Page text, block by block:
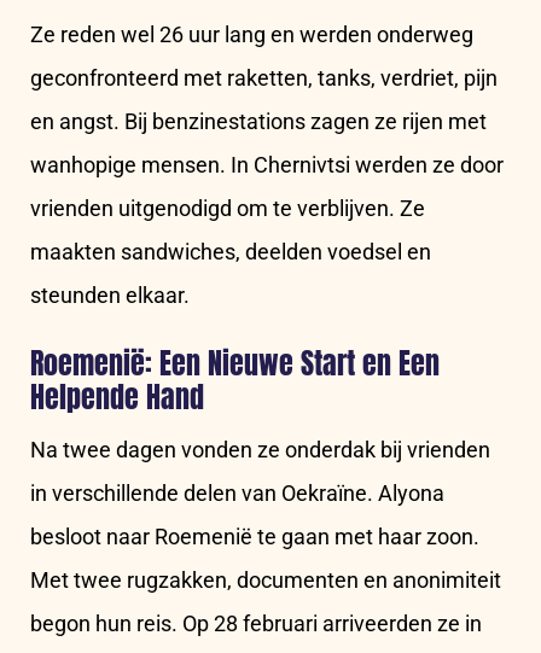
Ze reden wel 26 uur lang en werden onderweg
geconfronteerd met raketten, tanks, verdriet, pijn
en angst. Bij benzinestations zagen ze rijen met
wanhopige mensen. In Chernivtsi werden ze door
vrienden uitgenodigd om te verblijven. Ze
maakten sandwiches, deelden voedsel en
steunden elkaar.
Roemenië: Een Nieuwe Start en Een
Helpende Hand
Na twee dagen vonden ze onderdak bij vrienden
in verschillende delen van Oekraïne. Alyona
besloot naar Roemenië te gaan met haar zoon.
Met twee rugzakken, documenten en anonimiteit
begon hun reis. Op 28 februari arriveerden ze in